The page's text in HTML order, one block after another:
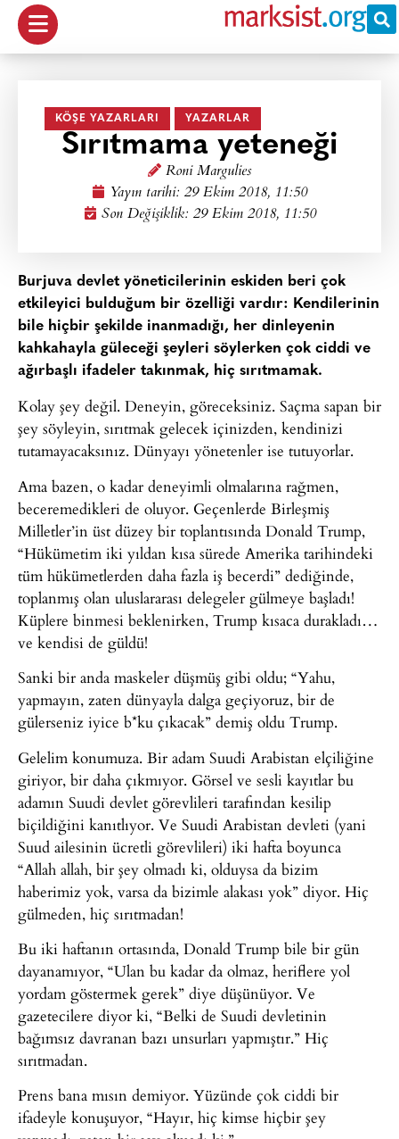
KÖŞE YAZARLARI YAZARLAR
Sırıtmama yeteneği
Roni Margulies
Yayın tarihi: 29 Ekim 2018, 11:50
Son Değişiklik: 29 Ekim 2018, 11:50
Burjuva devlet yöneticilerinin eskiden beri çok
etkileyici bulduğum bir özelliği vardır: Kendilerinin
bile hiçbir şekilde inanmadığı, her dinleyenin
kahkahayla güleceği şeyleri söylerken çok ciddi ve
ağırbaşlı ifadeler takınmak, hiç sırıtmamak.
Kolay şey değil. Deneyin, göreceksiniz. Saçma sapan bir
şey söyleyin, sırıtmak gelecek içinizden, kendinizi
tutamayacaksınız. Dünyayı yönetenler ise tutuyorlar.
Ama bazen, o kadar deneyimli olmalarına rağmen,
beceremedikleri de oluyor. Geçenlerde Birleşmiş
Milletler’in üst düzey bir toplantısında Donald Trump,
“Hükümetim iki yıldan kısa sürede Amerika tarihindeki
tüm hükümetlerden daha fazla iş becerdi” dediğinde,
toplanmış olan uluslararası delegeler gülmeye başladı!
Küplere binmesi beklenirken, Trump kısaca durakladı…
ve kendisi de güldü!
Sanki bir anda maskeler düşmüş gibi oldu; “Yahu,
yapmayın, zaten dünyayla dalga geçiyoruz, bir de
gülerseniz iyice b*ku çıkacak” demiş oldu Trump.
Gelelim konumuza. Bir adam Suudi Arabistan elçiliğine
giriyor, bir daha çıkmıyor. Görsel ve sesli kayıtlar bu
adamın Suudi devlet görevlileri tarafından kesilip
biçildiğini kanıtlıyor. Ve Suudi Arabistan devleti (yani
Suud ailesinin ücretli görevlileri) iki hafta boyunca
“Allah allah, bir şey olmadı ki, olduysa da bizim
haberimiz yok, varsa da bizimle alakası yok” diyor. Hiç
gülmeden, hiç sırıtmadan!
Bu iki haftanın ortasında, Donald Trump bile bir gün
dayanamıyor, “Ulan bu kadar da olmaz, heriflere yol
yordam göstermek gerek” diye düşünüyor. Ve
gazetecilere diyor ki, “Belki de Suudi devletinin
bağımsız davranan bazı unsurları yapmıştır.” Hiç
sırıtmadan.
Prens bana mısın demiyor. Yüzünde çok ciddi bir
ifadeyle konuşuyor, “Hayır, hiç kimse hiçbir şey